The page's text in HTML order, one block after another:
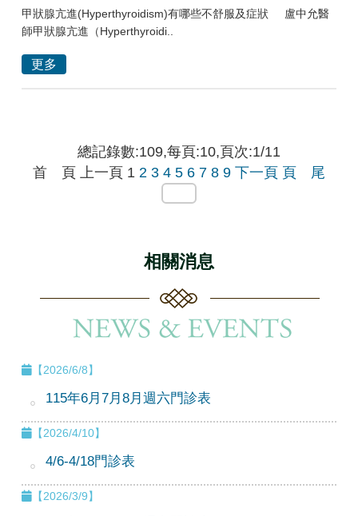
甲狀腺亢進(Hyperthyroidism)有哪些不舒服及症狀 盧中允醫
師甲狀腺亢進（Hyperthyroidi..
更多
總記錄數:109,每頁:10,頁次:1/11
首 頁 上一頁 1 2 3 4 5 6 7 8 9 下一頁 頁 尾
相關消息
【2026/6/8】
115年6月7月8月週六門診表
【2026/4/10】
4/6-4/18門診表
【2026/3/9】